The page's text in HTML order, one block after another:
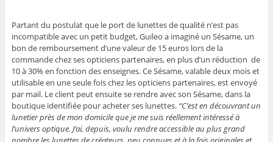
Partant du postulat que le port de lunettes de qualité n’est pas
incompatible avec un petit budget, Guileo a imaginé un Sésame, un
bon de remboursement d’une valeur de 15 euros lors de la
commande chez ses opticiens partenaires, en plus d’un réduction de
10 à 30% en fonction des enseignes. Ce Sésame, valable deux mois et
utilisable en une seule fois chez les opticiens partenaires, est envoyé
par mail. Le client peut ensuite se rendre avec son Sésame, dans la
boutique identifiée pour acheter ses lunettes. “C’est en découvrant un
lunetier près de mon domicile que je me suis réellement intéressé à
l‘univers optique. J’ai, depuis, voulu rendre accessible au plus grand